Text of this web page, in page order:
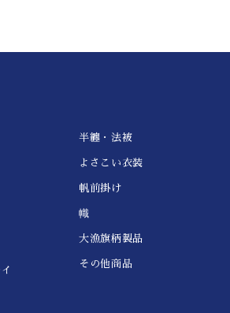
半纏・法被
よさこい衣装
帆前掛け
幟
大漁旗柄製品
その他商品